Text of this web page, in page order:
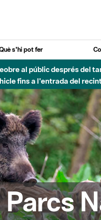
s'hi pot fer
al públic després del
fins a l'entrada del